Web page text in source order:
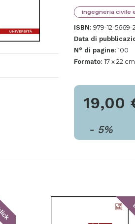
ingegneria civile
ISBN: 979-12-5669-
Data di
N° di pagine: 100
Formato: 17 x 22 cm
19,00
- 5%